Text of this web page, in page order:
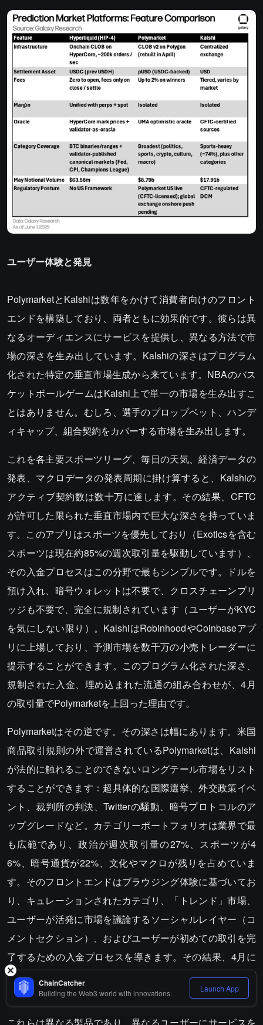
ユーザー体験と発見
PolymarketとKalshiは数年をかけて消費者向けのフロント
エンドを構築しており、両者ともに効果的です。彼らは異
なるオーディエンスにサービスを提供し、異なる方法で市
場の深さを生み出しています。Kalshiの深さはプログラム
化された特定の垂直市場生成から来ています。NBAのバス
ケットボールゲームはKalshi上で単一の市場を生み出すこ
とはありません。むしろ、選手のプロップベット、ハンデ
ィキャップ、組合契約をカバーする市場を生み出します。
これを各主要スポーツリーグ、毎日の天気、経済データの
発表、マクロデータの発表周期に掛け算すると、Kalshiの
アクティブ契約数は数十万に達します。その結果、CFTC
が許可した限られた垂直市場内で巨大な深さを持っていま
す。このアプリはスポーツを優先しており（Exoticsを含む
スポーツは現在約85%の週次取引量を駆動しています）、
その入金プロセスはこの分野で最もシンプルです。ドルを
預け入れ、暗号ウォレットは不要で、クロスチェーンブリ
ッジも不要で、完全に規制されています（ユーザーがKYC
を気にしない限り）。KalshiはRobinhoodやCoinbaseアプ
リに上場しており、予測市場を数千万の小売トレーダーに
提示することができます。このプログラム化された深さ、
規制された入金、埋め込まれた流通の組み合わせが、4月
の取引量でPolymarketを上回った理由です。
Polymarketはその逆です。その深さは幅にあります。米国
商品取引規則の外で運営されているPolymarketは、Kalshi
が法的に触れることのできないロングテール市場をリスト
することができます：超具体的な国際選挙、外交政策イベ
ント、裁判所の判決、Twitterの騒動、暗号プロトコルのア
ップグレードなど。カテゴリーポートフォリオは業界で最
も広範であり、政治が週次取引量の27%、スポーツが4
6%、暗号通貨が22%、文化やマクロが残りを占めていま
す。そのフロントエンドはブラウジング体験に基づいてお
り、キュレーションされたカテゴリ、「トレンド」市場、
ユーザーが活発に市場を議論するソーシャルレイヤー（コ
メントセクション）、およびユーザーが初めての取引を完
了するための入金プロセスを導きます。その結果、4月に
は64.6万人の月間アクティブユーザーを持ち、このカテゴ
リで最も深い非スポーツ流動性を持っています。
ChainCatcher
Building the Web3 world with innovations. Launch App